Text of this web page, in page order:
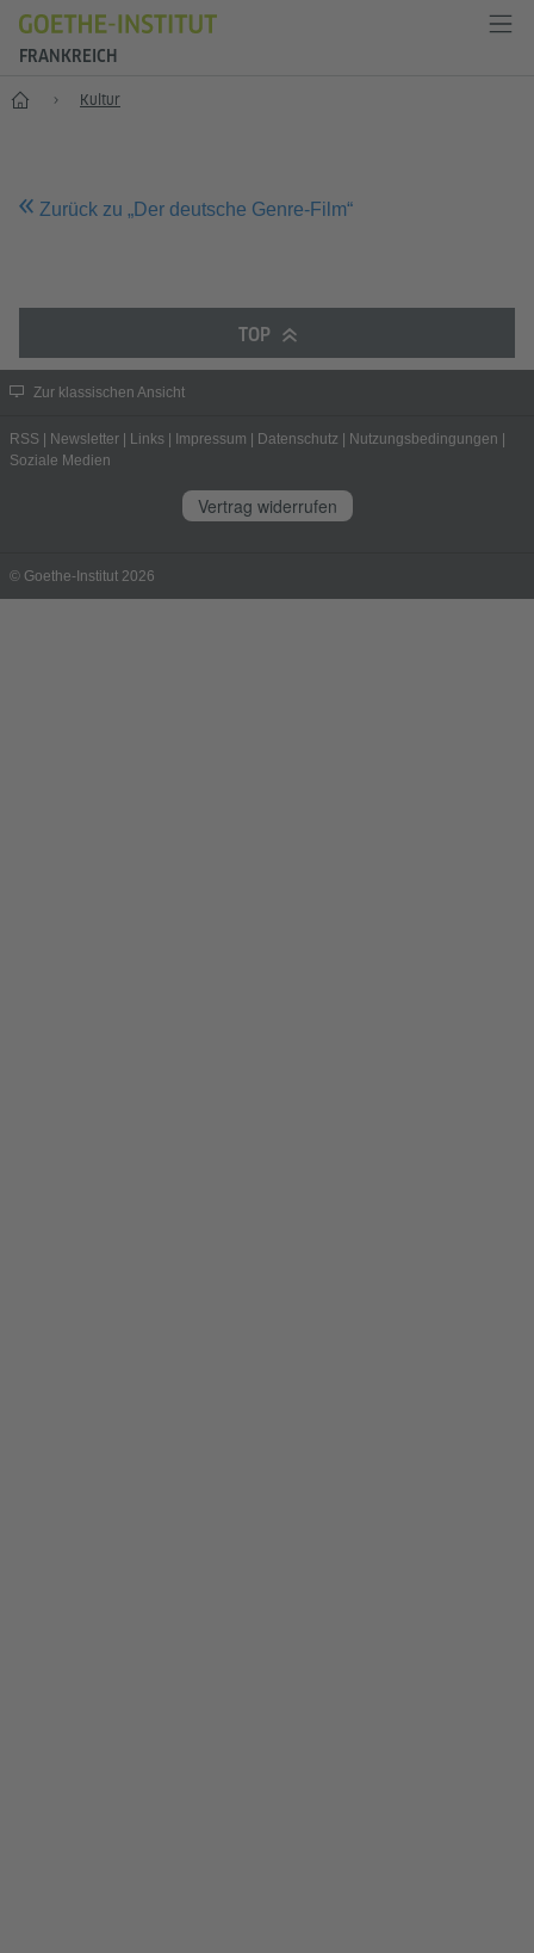
FRANKREICH
Start Kultur
Zurück zu „Der deutsche Genre-Film“
TOP
Zur klassischen Ansicht
RSS Newsletter Links Impressum Datenschutz Nutzungsbedingungen
Soziale Medien
Vertrag widerrufen
© Goethe-Institut 2026